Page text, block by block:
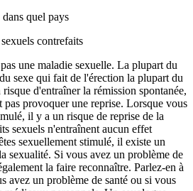
quel pays
contrefaits
une maladie sexuelle. La plupart du
sexe qui fait de l'érection la plupart du
d'entraîner la rémission spontanée,
pas provoquer une reprise. Lorsque vous
il y a un risque de reprise de la
sexuels n'entraînent aucun effet
sexuellement stimulé, il existe un
sexualité. Si vous avez un problème de
la faire reconnaître. Parlez-en à
avez un problème de santé ou si vous